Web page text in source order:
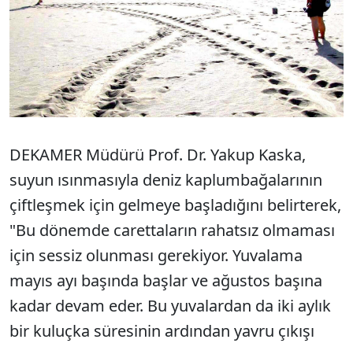
DEKAMER Müdürü Prof. Dr. Yakup Kaska,
suyun ısınmasıyla deniz kaplumbağalarının
çiftleşmek için gelmeye başladığını belirterek,
"Bu dönemde carettaların rahatsız olmaması
için sessiz olunması gerekiyor. Yuvalama
mayıs ayı başında başlar ve ağustos başına
kadar devam eder. Bu yuvalardan da iki aylık
bir kuluçka süresinin ardından yavru çıkışı